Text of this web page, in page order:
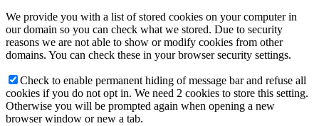
We provide you with a list of stored cookies on your computer in
our domain so you can check what we stored. Due to security
reasons we are not able to show or modify cookies from other
domains. You can check these in your browser security settings.
Check to enable permanent hiding of message bar and refuse all
cookies if you do not opt in. We need 2 cookies to store this setting.
Otherwise you will be prompted again when opening a new
browser window or new a tab.